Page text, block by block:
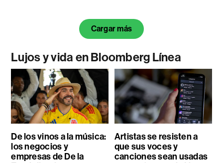
Cargar más
Lujos y vida en Bloomberg Línea
De los vinos a la música:
los negocios y
empresas de De la
Artistas se resisten a
que sus voces y
canciones sean usadas